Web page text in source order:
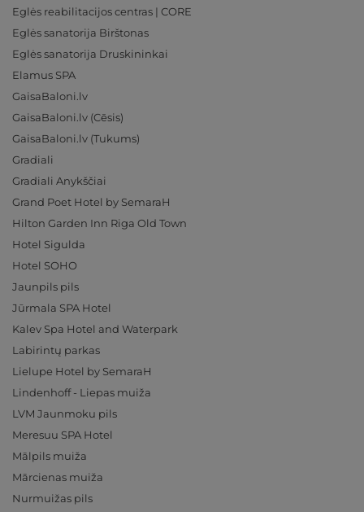
Eglės reabilitacijos centras | CORE
Eglės sanatorija Birštonas
Eglės sanatorija Druskininkai
Elamus SPA
GaisaBaloni.lv
GaisaBaloni.lv (Cēsis)
GaisaBaloni.lv (Tukums)
Gradiali
Gradiali Anykščiai
Grand Poet Hotel by SemaraH
Hilton Garden Inn Riga Old Town
Hotel Sigulda
Hotel SOHO
Jaunpils pils
Jūrmala SPA Hotel
Kalev Spa Hotel and Waterpark
Labirintų parkas
Lielupe Hotel by SemaraH
Lindenhoff - Liepas muiža
LVM Jaunmoku pils
Meresuu SPA Hotel
Mālpils muiža
Mārcienas muiža
Nurmuižas pils